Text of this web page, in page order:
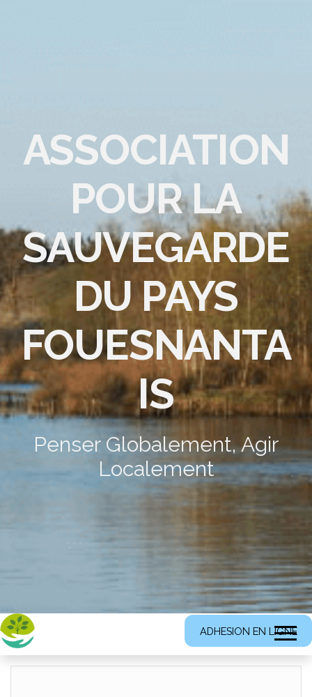
ASSOCIATION
POUR LA
SAUVEGARDE
DU PAYS
FOUESNANTA
IS
Penser Globalement, Agir
Localement
ADHESION EN LIGNE